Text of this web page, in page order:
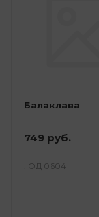
Балаклава
749 руб.
: ОД 0604